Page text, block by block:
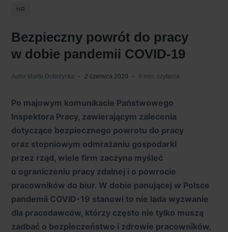
HR
Bezpieczny powrót do pracy
w dobie pandemii COVID-19
Autor Marta Dobrzycka 2 czerwca 2020 6 min. czytania
Po majowym komunikacie Państwowego
Inspektora Pracy, zawierającym zalecenia
dotyczące bezpiecznego powrotu do pracy
oraz stopniowym odmrażaniu gospodarki
przez rząd, wiele firm zaczyna myśleć
o ograniczeniu pracy zdalnej i o powrocie
pracowników do biur. W dobie panującej w Polsce
pandemii COVID-19 stanowi to nie lada wyzwanie
dla pracodawców, którzy często nie tylko muszą
zadbać o bezpieczeństwo i zdrowie pracowników,